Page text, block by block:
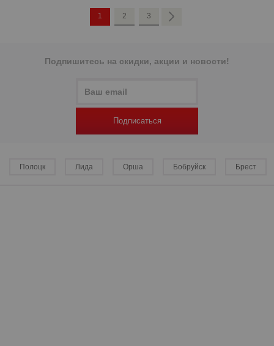
1 2 3
Подпишитесь на скидки, акции и новости!
Подписаться
Полоцк Лида Орша Бобруйск Брест